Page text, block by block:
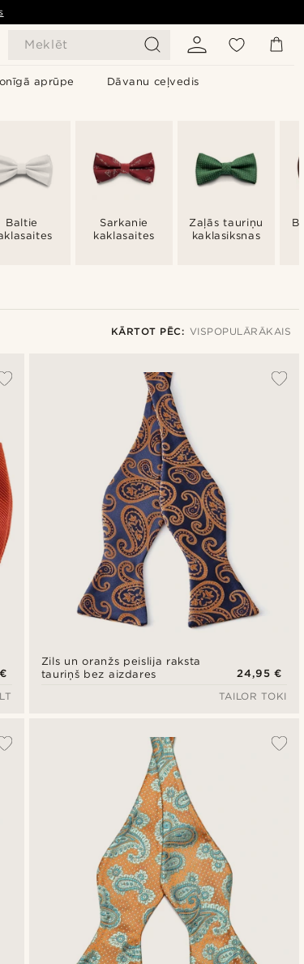
Meklēt
aprūpe Dāvanu ceļvedis
Baltie
Sarkanie
kaklasaites
Zaļās tauriņu
kaklasiksnas
KĀRTOT PĒC: VISPOPULĀRĀKAIS
Vispopulārākais
Jaunākais
Zemākā cena
Augstākā cena
Zils un oranžs peislija raksta
tauriņš bez aizdares
24,95 €
TAILOR TOKI